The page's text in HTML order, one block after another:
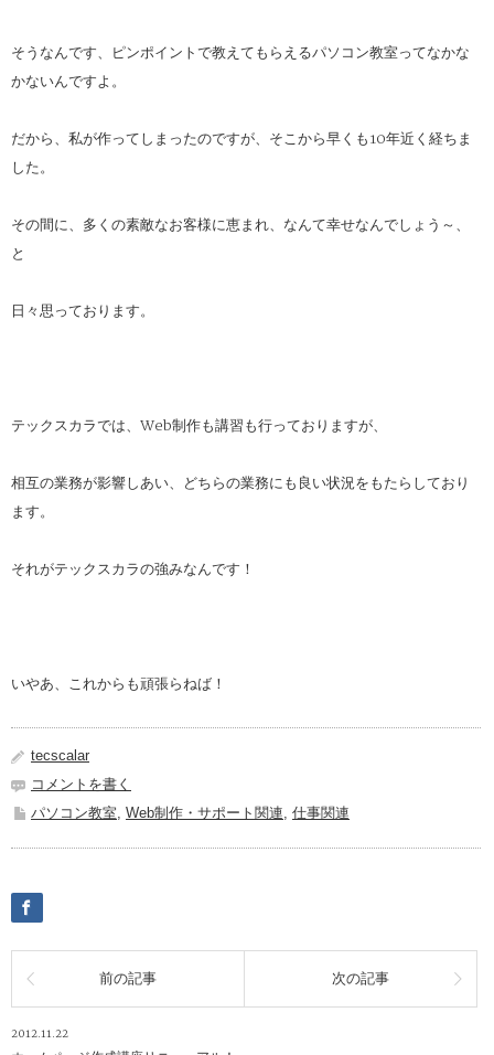
そうなんです、ピンポイントで教えてもらえるパソコン教室ってなかな
かないんですよ。
だから、私が作ってしまったのですが、そこから早くも10年近く経ちま
した。
その間に、多くの素敵なお客様に恵まれ、なんて幸せなんでしょう～、
と
日々思っております。
テックスカラでは、Web制作も講習も行っておりますが、
相互の業務が影響しあい、どちらの業務にも良い状況をもたらしており
ます。
それがテックスカラの強みなんです！
いやあ、これからも頑張らねば！
tecscalar
コメントを書く
パソコン教室, Web制作・サポート関連, 仕事関連
前の記事 次の記事
2012.11.22